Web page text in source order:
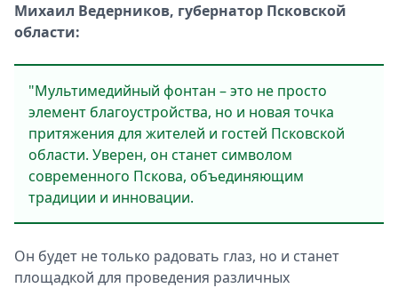
Михаил Ведерников, губернатор Псковской
области:
"Мультимедийный фонтан – это не просто
элемент благоустройства, но и новая точка
притяжения для жителей и гостей Псковской
области. Уверен, он станет символом
современного Пскова, объединяющим
традиции и инновации.
Он будет не только радовать глаз, но и станет
площадкой для проведения различных